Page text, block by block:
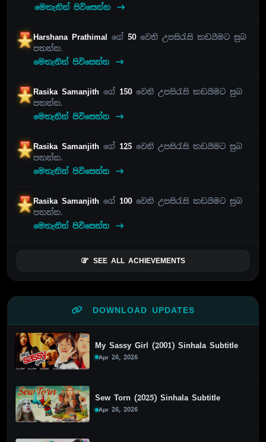
මෙතැනින් පිවිසෙන්න
Harshana Prathimal ගේ 50වෙනි උපසිරැසි කඩයීමට සුබ
පතන්න.
මෙතැනින් පිවිසෙන්න
Rasika Samanjithගේ 150වෙනි උපසිරැසි කඩයීමට සුබ
පතන්න.
මෙතැනින් පිවිසෙන්න
Rasika Samanjithගේ 125 වෙනි උපසිරැසි කඩයීමට සුබ
පතන්න.
මෙතැනින් පිවිසෙන්න
Rasika Samanjithගේ 100වෙනි උපසිරැසි කඩයීමට සුබ
පතන්න.
මෙතැනින් පිවිසෙන්න
SEE ALL ACHIEVEMENTS
DOWNLOAD UPDATES
My Sassy Girl (2001) Sinhala Subtitle
Apr 26, 2026
Sew Torn (2025) Sinhala Subtitle
Apr 26, 2026